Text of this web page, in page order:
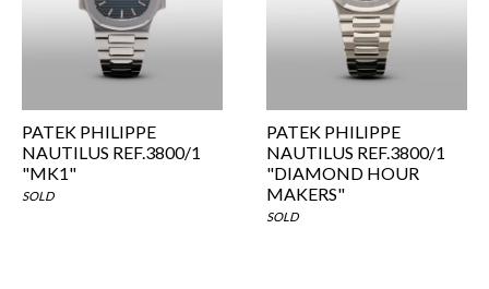
PATEK PHILIPPE
NAUTILUS REF.3800/1
"MK1"
SOLD
PATEK PHILIPPE
NAUTILUS REF.3800/1
"DIAMOND HOUR
MAKERS"
SOLD